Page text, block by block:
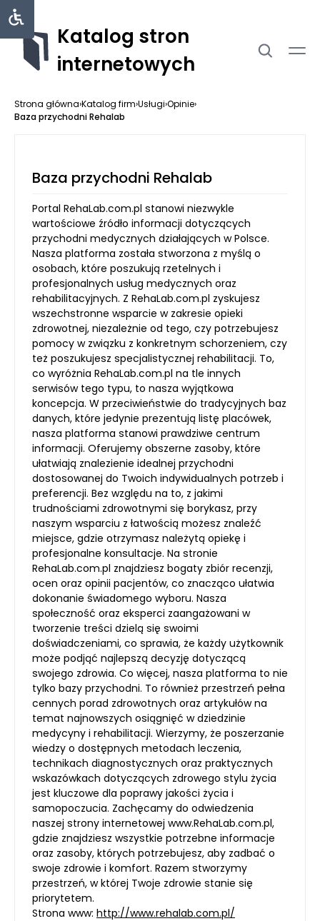
Katalog stron
internetowych
Strona główna›Katalog firm›Usługi›Opinie›
Baza przychodni Rehalab
Baza przychodni Rehalab
Portal RehaLab.com.pl stanowi niezwykle
wartościowe źródło informacji dotyczących
przychodni medycznych działających w Polsce.
Nasza platforma została stworzona z myślą o
osobach, które poszukują rzetelnych i
profesjonalnych usług medycznych oraz
rehabilitacyjnych. Z RehaLab.com.pl zyskujesz
wszechstronne wsparcie w zakresie opieki
zdrowotnej, niezależnie od tego, czy potrzebujesz
pomocy w związku z konkretnym schorzeniem, czy
też poszukujesz specjalistycznej rehabilitacji. To,
co wyróżnia RehaLab.com.pl na tle innych
serwisów tego typu, to nasza wyjątkowa
koncepcja. W przeciwieństwie do tradycyjnych baz
danych, które jedynie prezentują listę placówek,
nasza platforma stanowi prawdziwe centrum
informacji. Oferujemy obszerne zasoby, które
ułatwiają znalezienie idealnej przychodni
dostosowanej do Twoich indywidualnych potrzeb i
preferencji. Bez względu na to, z jakimi
trudnościami zdrowotnymi się borykasz, przy
naszym wsparciu z łatwością możesz znaleźć
miejsce, gdzie otrzymasz należytą opiekę i
profesjonalne konsultacje. Na stronie
RehaLab.com.pl znajdziesz bogaty zbiór recenzji,
ocen oraz opinii pacjentów, co znacząco ułatwia
dokonanie świadomego wyboru. Nasza
społeczność oraz eksperci zaangażowani w
tworzenie treści dzielą się swoimi
doświadczeniami, co sprawia, że każdy użytkownik
może podjąć najlepszą decyzję dotyczącą
swojego zdrowia. Co więcej, nasza platforma to nie
tylko bazy przychodni. To również przestrzeń pełna
cennych porad zdrowotnych oraz artykułów na
temat najnowszych osiągnięć w dziedzinie
medycyny i rehabilitacji. Wierzymy, że poszerzanie
wiedzy o dostępnych metodach leczenia,
technikach diagnostycznych oraz praktycznych
wskazówkach dotyczących zdrowego stylu życia
jest kluczowe dla poprawy jakości życia i
samopoczucia. Zachęcamy do odwiedzenia
naszej strony internetowej www.RehaLab.com.pl,
gdzie znajdziesz wszystkie potrzebne informacje
oraz zasoby, których potrzebujesz, aby zadbać o
swoje zdrowie i komfort. Razem stworzymy
przestrzeń, w której Twoje zdrowie stanie się
priorytetem.
Strona www: http://www.rehalab.com.pl/